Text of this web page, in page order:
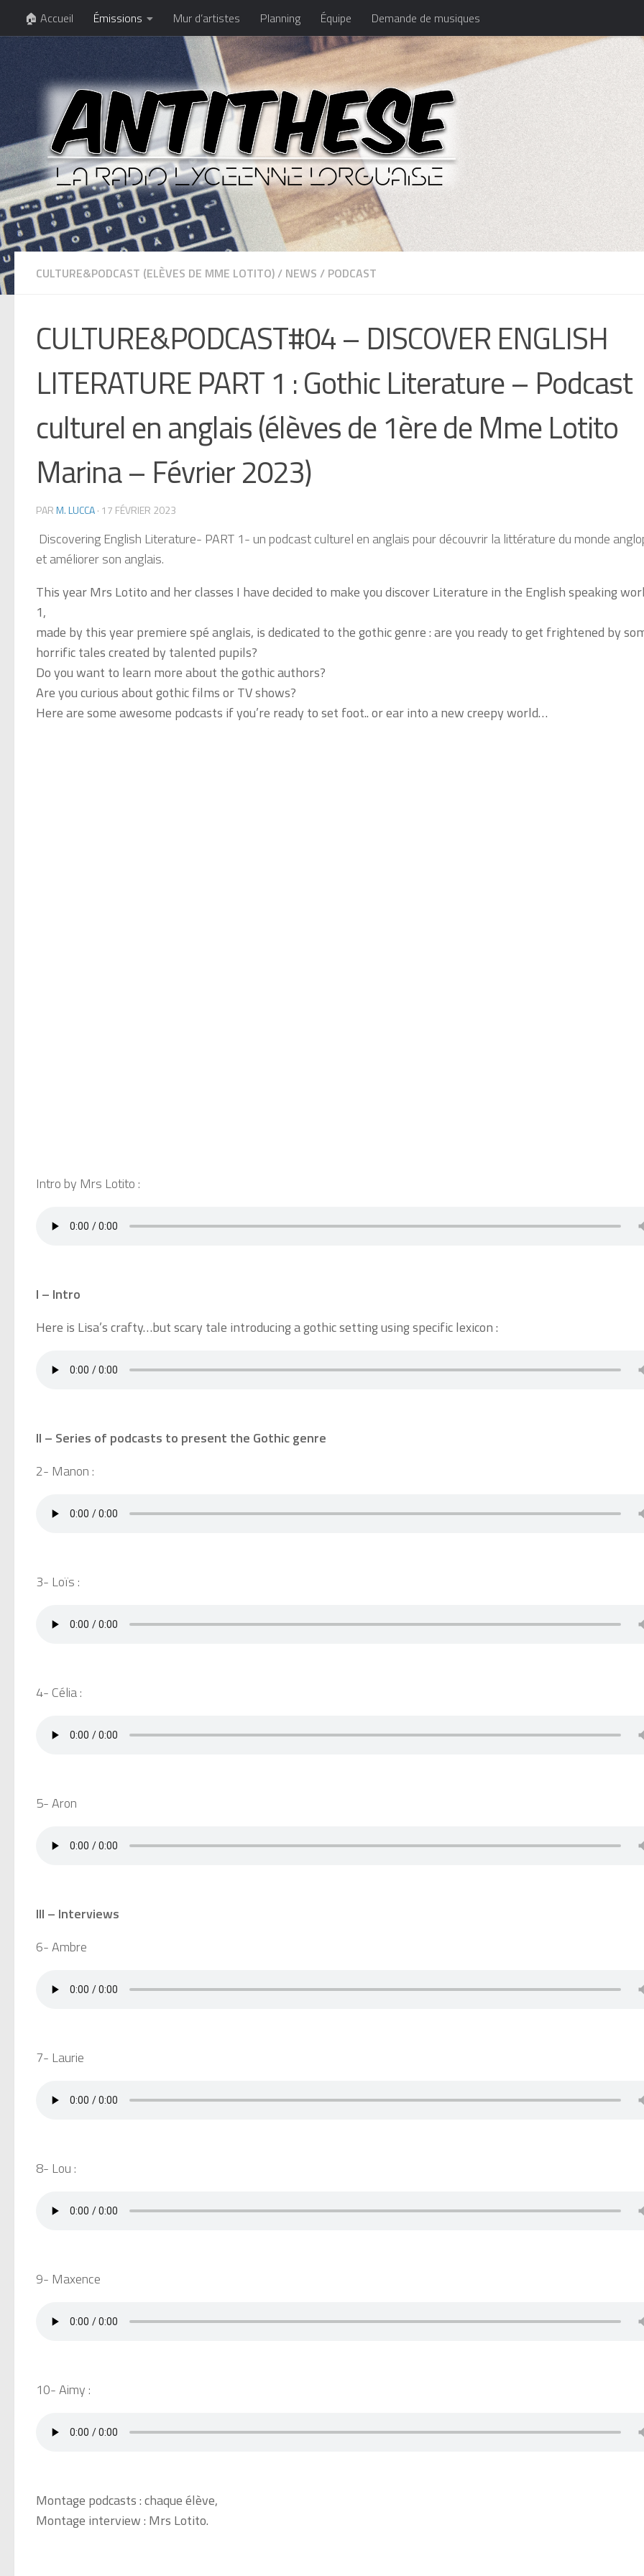
🏠 Accueil Émissions Mur d’artistes Planning Équipe Demande de musiques
CULTURE&PODCAST (ELÈVES DE MME LOTITO)/ NEWS / PODCAST
CULTURE&PODCAST#04 – DISCOVER ENGLISH
LITERATURE PART 1 : Gothic Literature – Podcast
culturel en anglais (élèves de 1ère de Mme Lotito
Marina – Février 2023)
PARM. LUCCA· 17 FÉVRIER 2023
Discovering English Literature- PART 1- un podcast culturel en anglais pour découvrir la littérature du monde
et améliorer son anglais.
This year Mrs Lotito and her classes I have decided to make you discover Literature in the English speaking
1,
made by this year premiere spé anglais, is dedicated to the gothic genre : are you ready to get frightened by
horrific tales created by talented pupils?
Do you want to learn more about the gothic authors?
Are you curious about gothic films or TV shows?
Here are some awesome podcasts if you’re ready to set foot.. or ear into a new creepy world…
Intro by Mrs Lotito :
I – Intro
Here is Lisa’s crafty…but scary tale introducing a gothic setting using specific lexicon :
II – Series of podcasts to present the Gothic genre
2- Manon :
3- Loïs :
4- Célia :
5- Aron
III – Interviews
6- Ambre
7- Laurie
8- Lou :
9- Maxence
10- Aimy :
Montage podcasts : chaque élève,
Montage interview : Mrs Lotito.